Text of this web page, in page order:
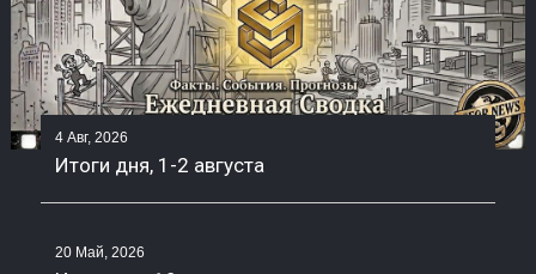
4 Авг, 2026
Итоги дня, 1-2 августа
20 Май, 2026